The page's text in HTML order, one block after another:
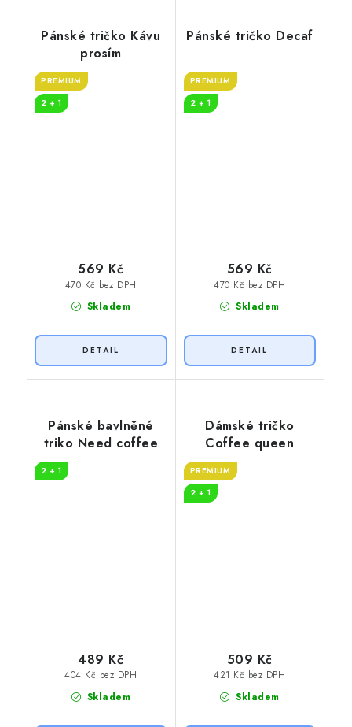
Pánské tričko Kávu
prosím
PREMIUM
2 + 1
Skladem
470 Kč bez DPH
569 Kč
Pánské tričko Decaf
PREMIUM
2 + 1
Skladem
470 Kč bez DPH
569 Kč
Pánské bavlněné
triko Need coffee
2 + 1
Skladem
404 Kč bez DPH
489 Kč
Dámské tričko
Coffee queen
PREMIUM
2 + 1
Skladem
421 Kč bez DPH
509 Kč